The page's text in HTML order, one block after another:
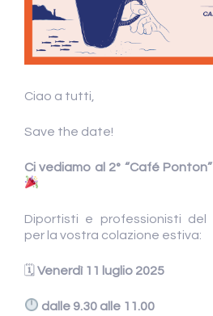
Ciao a tutti,
Save the date!
Ci vediamo al 2° “Café
Diportisti e professionisti del
per la vostra colazione estiva:
🗓 Venerdì 11 luglio 2025
dalle 9.30 alle 11.00